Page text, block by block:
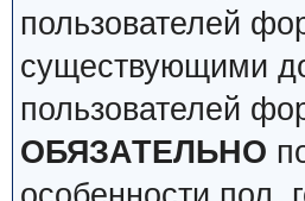
пользователей
существующими
пользователей
ОБЯЗАТЕЛЬНО